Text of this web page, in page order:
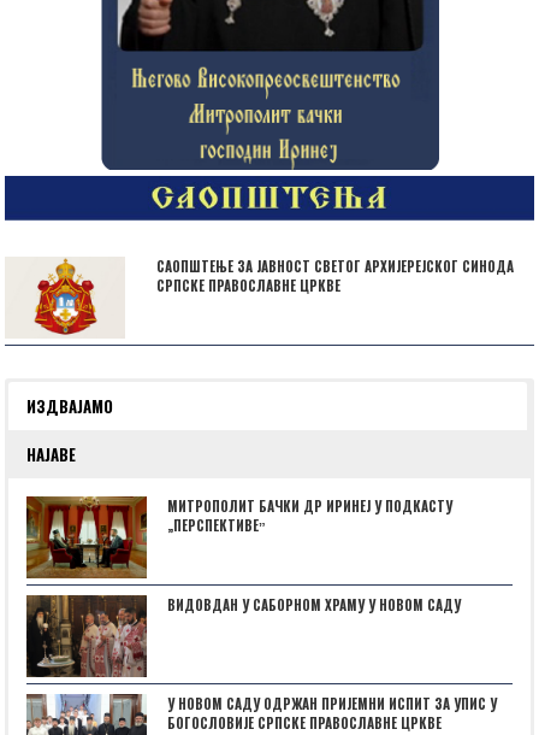
САОПШТЕЊЕ ЗА ЈАВНОСТ СВЕТОГ АРХИЈЕРЕЈСКОГ СИНОДА
СРПСКЕ ПРАВОСЛАВНЕ ЦРКВЕ
ИЗДВАЈАМО
НАЈАВЕ
МИТРОПОЛИТ БАЧКИ ДР ИРИНЕЈ У ПОДКАСТУ
„ПЕРСПЕКТИВЕˮ
ВИДОВДАН У САБОРНОМ ХРАМУ У НОВОМ САДУ
У НОВОМ САДУ ОДРЖАН ПРИЈЕМНИ ИСПИТ ЗА УПИС У
БОГОСЛОВИЈЕ СРПСКЕ ПРАВОСЛАВНЕ ЦРКВЕ